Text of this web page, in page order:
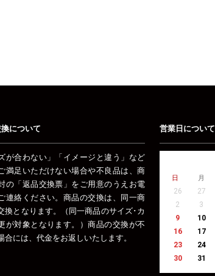
について
が合わない」「イメージと違う」など
満足いただけない場合や不良品は、商
の「返品交換票」をご用意のうえお電
連絡ください。商品の交換は、同一商
換となります。（同一商品のサイズ･カ
が対象となります。）商品の交換が不
合には、代金をお返しいたします。
営業日について
日 月
26 27
2
3
9
10
16
17
23
24
30
31